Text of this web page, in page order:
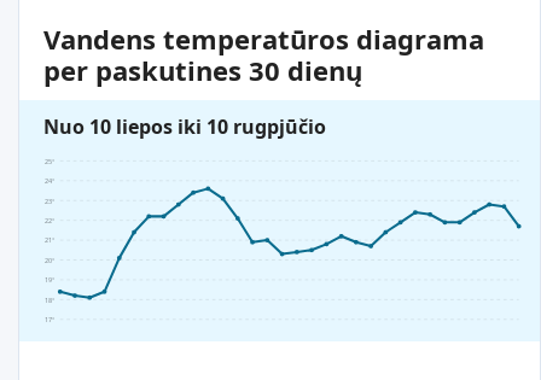
Vandens temperatūros diagrama
per paskutines 30 dienų
Nuo 10 liepos iki 10 rugpjūčio
17°
18°
19°
20°
21°
22°
23°
24°
25°